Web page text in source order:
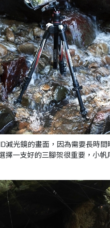
減光鏡的畫面，因為需要長時間
擇一支好的三腳架很重要，小帆